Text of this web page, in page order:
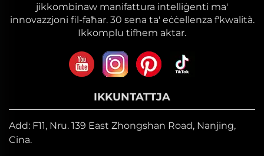
jikkombinaw manifattura intelliġenti ma'
innovazzjoni fil-faħar. 30 sena ta' eċċellenza f'kwalità.
Ikkomplu tifhem aktar.
IKKUNTATTJA
Add: F11, Nru. 139 East Zhongshan Road, Nanjing,
Cina.